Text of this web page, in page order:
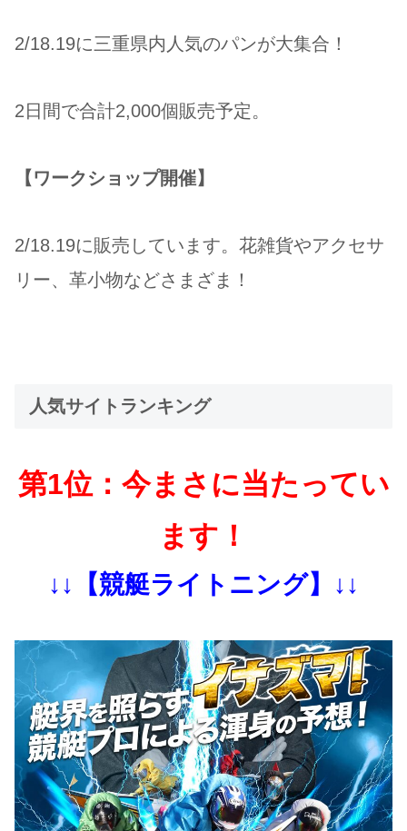
2/18.19に三重県内人気のパンが大集合！
2⽇間で合計2,000個販売予定。
【ワークショップ開催】
2/18.19に販売しています。花雑貨やアクセサ
リー、革小物などさまざま！
人気サイトランキング
第1位：今まさに当たってい
ます！
↓↓【競艇ライトニング】↓↓